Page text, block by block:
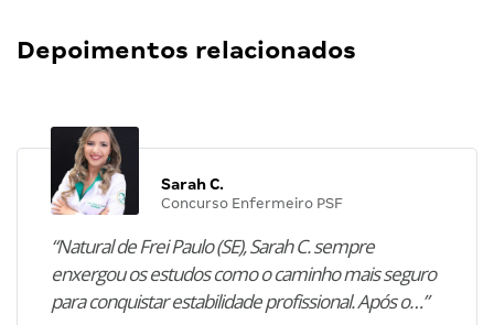
Depoimentos relacionados
Sarah C.
Concurso Enfermeiro PSF
“Natural de Frei Paulo (SE), Sarah C. sempre
enxergou os estudos como o caminho mais seguro
para conquistar estabilidade profissional. Após o…”